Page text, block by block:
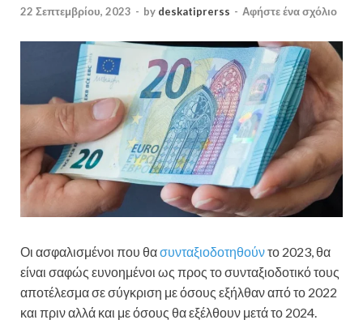
22 Σεπτεμβρίου, 2023 - by deskatiprerss - Αφήστε ένα σχόλιο
Οι ασφαλισμένοι που θασυνταξιοδοτηθούντο 2023, θα
είναι σαφώς ευνοημένοι ως προς το συνταξιοδοτικό τους
αποτέλεσμα σε σύγκριση με όσους εξήλθαν από το 2022
και πριν αλλά και με όσους θα εξέλθουν μετά το 2024.